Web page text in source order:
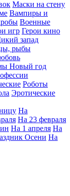
Маски на стену
Вампиры и
Военные
игр Герои кино
запад
рыбы
Новый год
Роботы
Эротические
На
На 23 февраля
На 1 апреля На
Осени На